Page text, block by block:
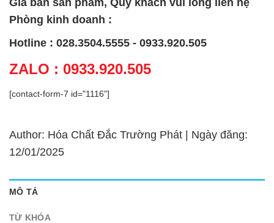
Phòng kinh doanh :
Hotline : 028.3504.5555 - 0933.920.505
ZALO : 0933.920.505
[contact-form-7 id="1116"]
Author: Hóa Chất Đắc Trường Phát | Ngày đăng:
12/01/2025
MÔ TẢ
TỪ KHÓA